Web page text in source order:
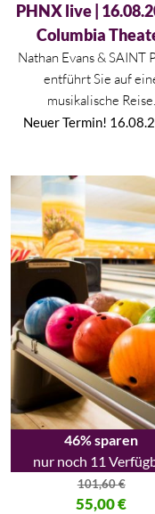
PHNX live |
Columbia
Nathan Evans & SAINT
entführt Sie auf
musikalische Reise.
Neuer Termin!
46% sparen
nur noch 11
101,60€
Ursprünglicher Preis
55,00€